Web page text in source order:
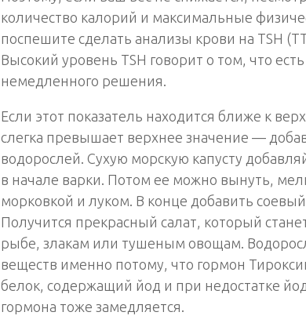
количество калорий и максимальные
поспешите сделать анализы крови на TSH
Высокий уровень TSH говорит о том, что
немедленного решения.
Если этот показатель находится ближе к
слегка превышает верхнее значение —
водорослей. Сухую морскую капусту
в начале варки. Потом ее можно вынуть,
морковкой и луком. В конце добавить
Получится прекрасный салат, который
рыбе, злакам или тушеным овощам.
веществ именно потому, что гормон
белок, содержащий йод и при недостатке
гормона тоже замедляется.